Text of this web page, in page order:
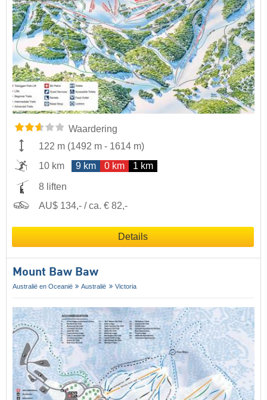
Waardering
122 m (1492 m - 1614 m)
10 km
9 km 0 km 1 km
8 liften
AU$ 134,- / ca. € 82,-
Details
Mount Baw Baw
Australië en Oceanië Australië Victoria